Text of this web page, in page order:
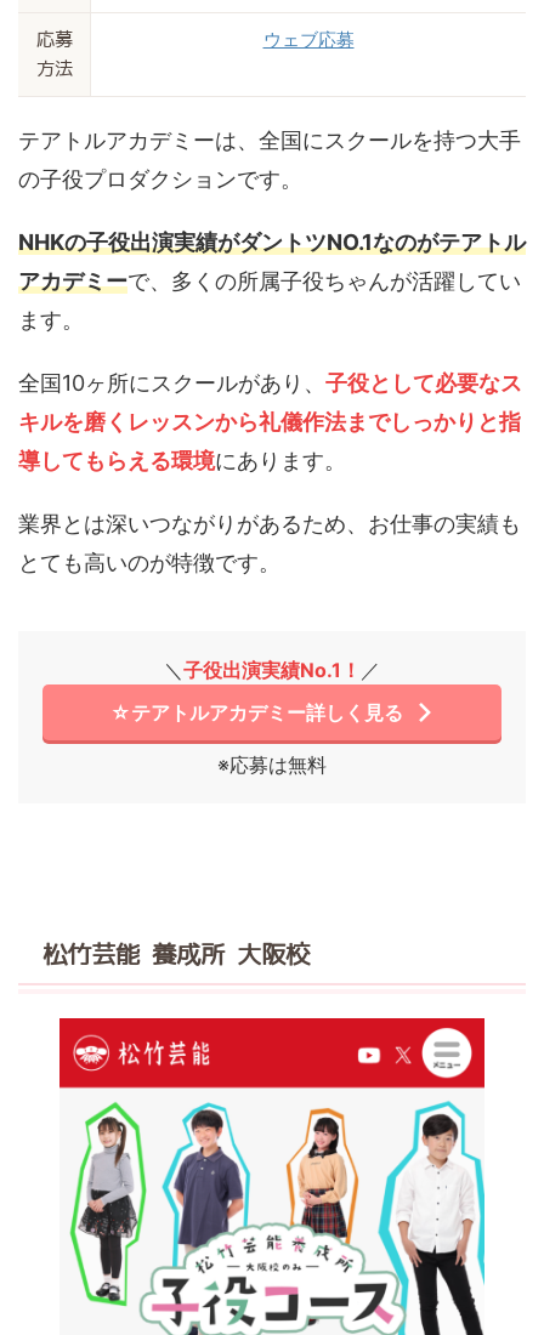
応募
方法
ウェブ応募
テアトルアカデミーは、全国にスクールを持つ大手
の子役プロダクションです。
NHKの子役出演実績がダントツNO.1なのがテアトル
アカデミーで、多くの所属子役ちゃんが活躍してい
ます。
全国10ヶ所にスクールがあり、 子役として必要なス
キルを磨くレッスンから礼儀作法までしっかりと指
導してもらえる環境にあります。
業界とは深いつながりがあるため、お仕事の実績も
とても高いのが特徴です。
＼ 子役出演実績No.1！ ／
☆テアトルアカデミー詳しく見る
※応募は無料
松竹芸能 養成所 大阪校